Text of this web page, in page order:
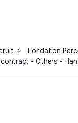
> Fondation
- Others -